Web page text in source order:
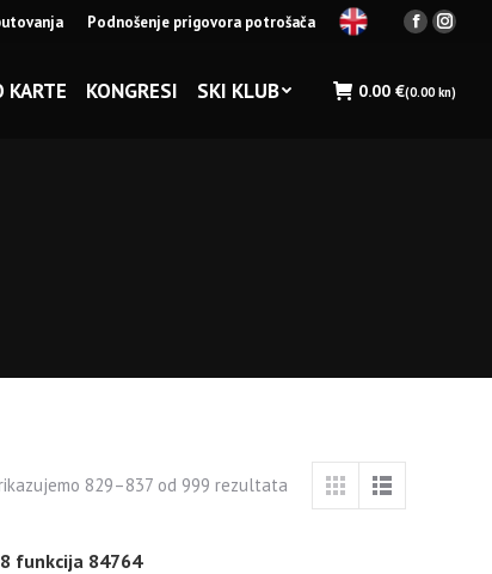
Podnošenje prigovora potrošača
Facebook
in
in
KARTE KONGRESI SKI KLUB 0.00 €(0.00 kn)
829–837 od 999 rezultata
funkcija 84764